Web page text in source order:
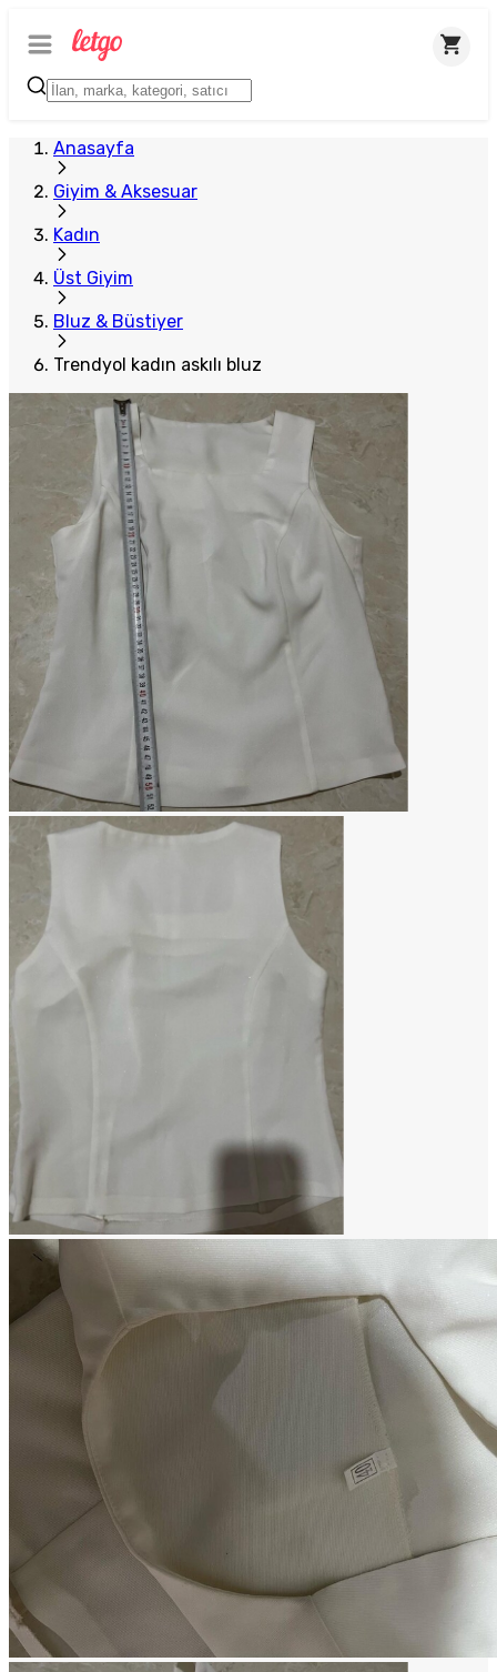
Anasayfa
Giyim & Aksesuar
Kadın
Üst Giyim
Bluz & Büstiyer
Trendyol kadın askılı bluz
Plus Satıcı